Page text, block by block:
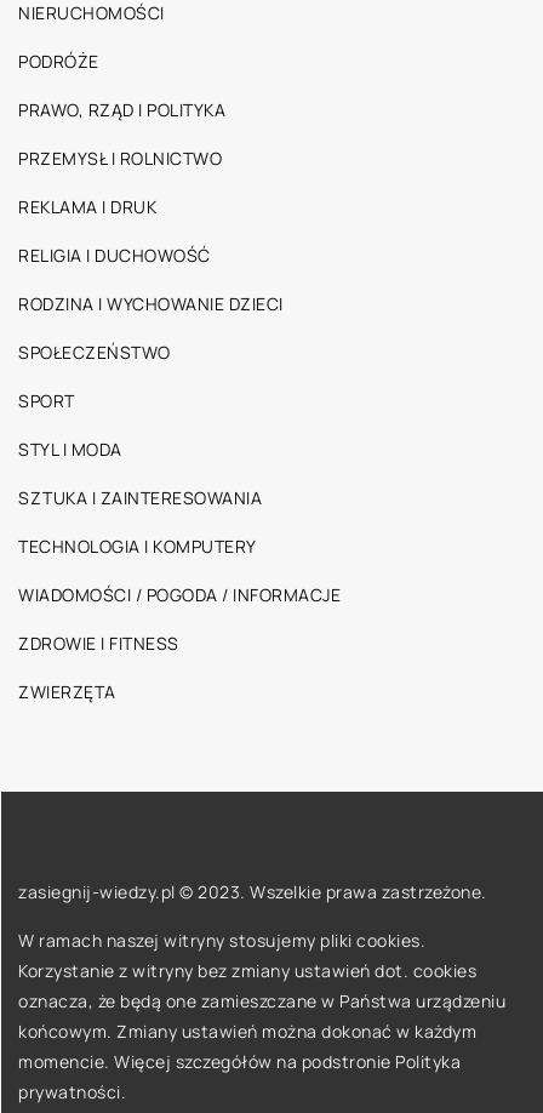
NIERUCHOMOŚCI
PODRÓŻE
PRAWO, RZĄD I POLITYKA
PRZEMYSŁ I ROLNICTWO
REKLAMA I DRUK
RELIGIA I DUCHOWOŚĆ
RODZINA I WYCHOWANIE DZIECI
SPOŁECZEŃSTWO
SPORT
STYL I MODA
SZTUKA I ZAINTERESOWANIA
TECHNOLOGIA I KOMPUTERY
WIADOMOŚCI / POGODA / INFORMACJE
ZDROWIE I FITNESS
ZWIERZĘTA
zasiegnij-wiedzy.pl © 2023. Wszelkie prawa zastrzeżone.
W ramach naszej witryny stosujemy pliki cookies.
Korzystanie z witryny bez zmiany ustawień dot. cookies
oznacza, że będą one zamieszczane w Państwa urządzeniu
końcowym. Zmiany ustawień można dokonać w każdym
momencie. Więcej szczegółów na podstronie Polityka
prywatności.